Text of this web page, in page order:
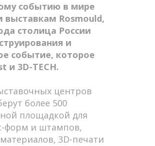
событию в мире
Rosmould,
столица России
и
событие, которое
и 3D-TECH.
центров
более 500
площадкой для
форм и штампов,
3D-печати